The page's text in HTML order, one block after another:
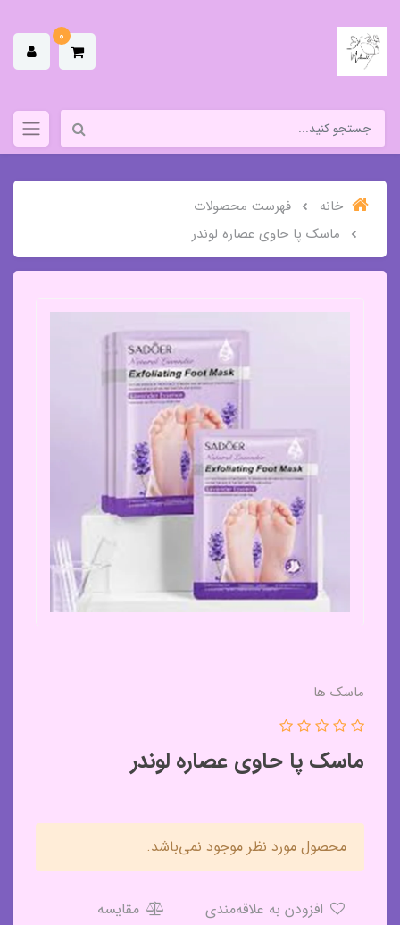
0
خانه
فهرست محصولات
ماسک پا حاوی عصاره لوندر
ماسک ها
ماسک پا حاوی عصاره لوندر
محصول مورد نظر موجود نمی‌باشد.
مقایسه